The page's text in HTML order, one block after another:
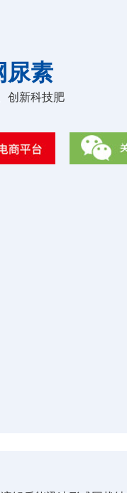
尿素
创新科技肥